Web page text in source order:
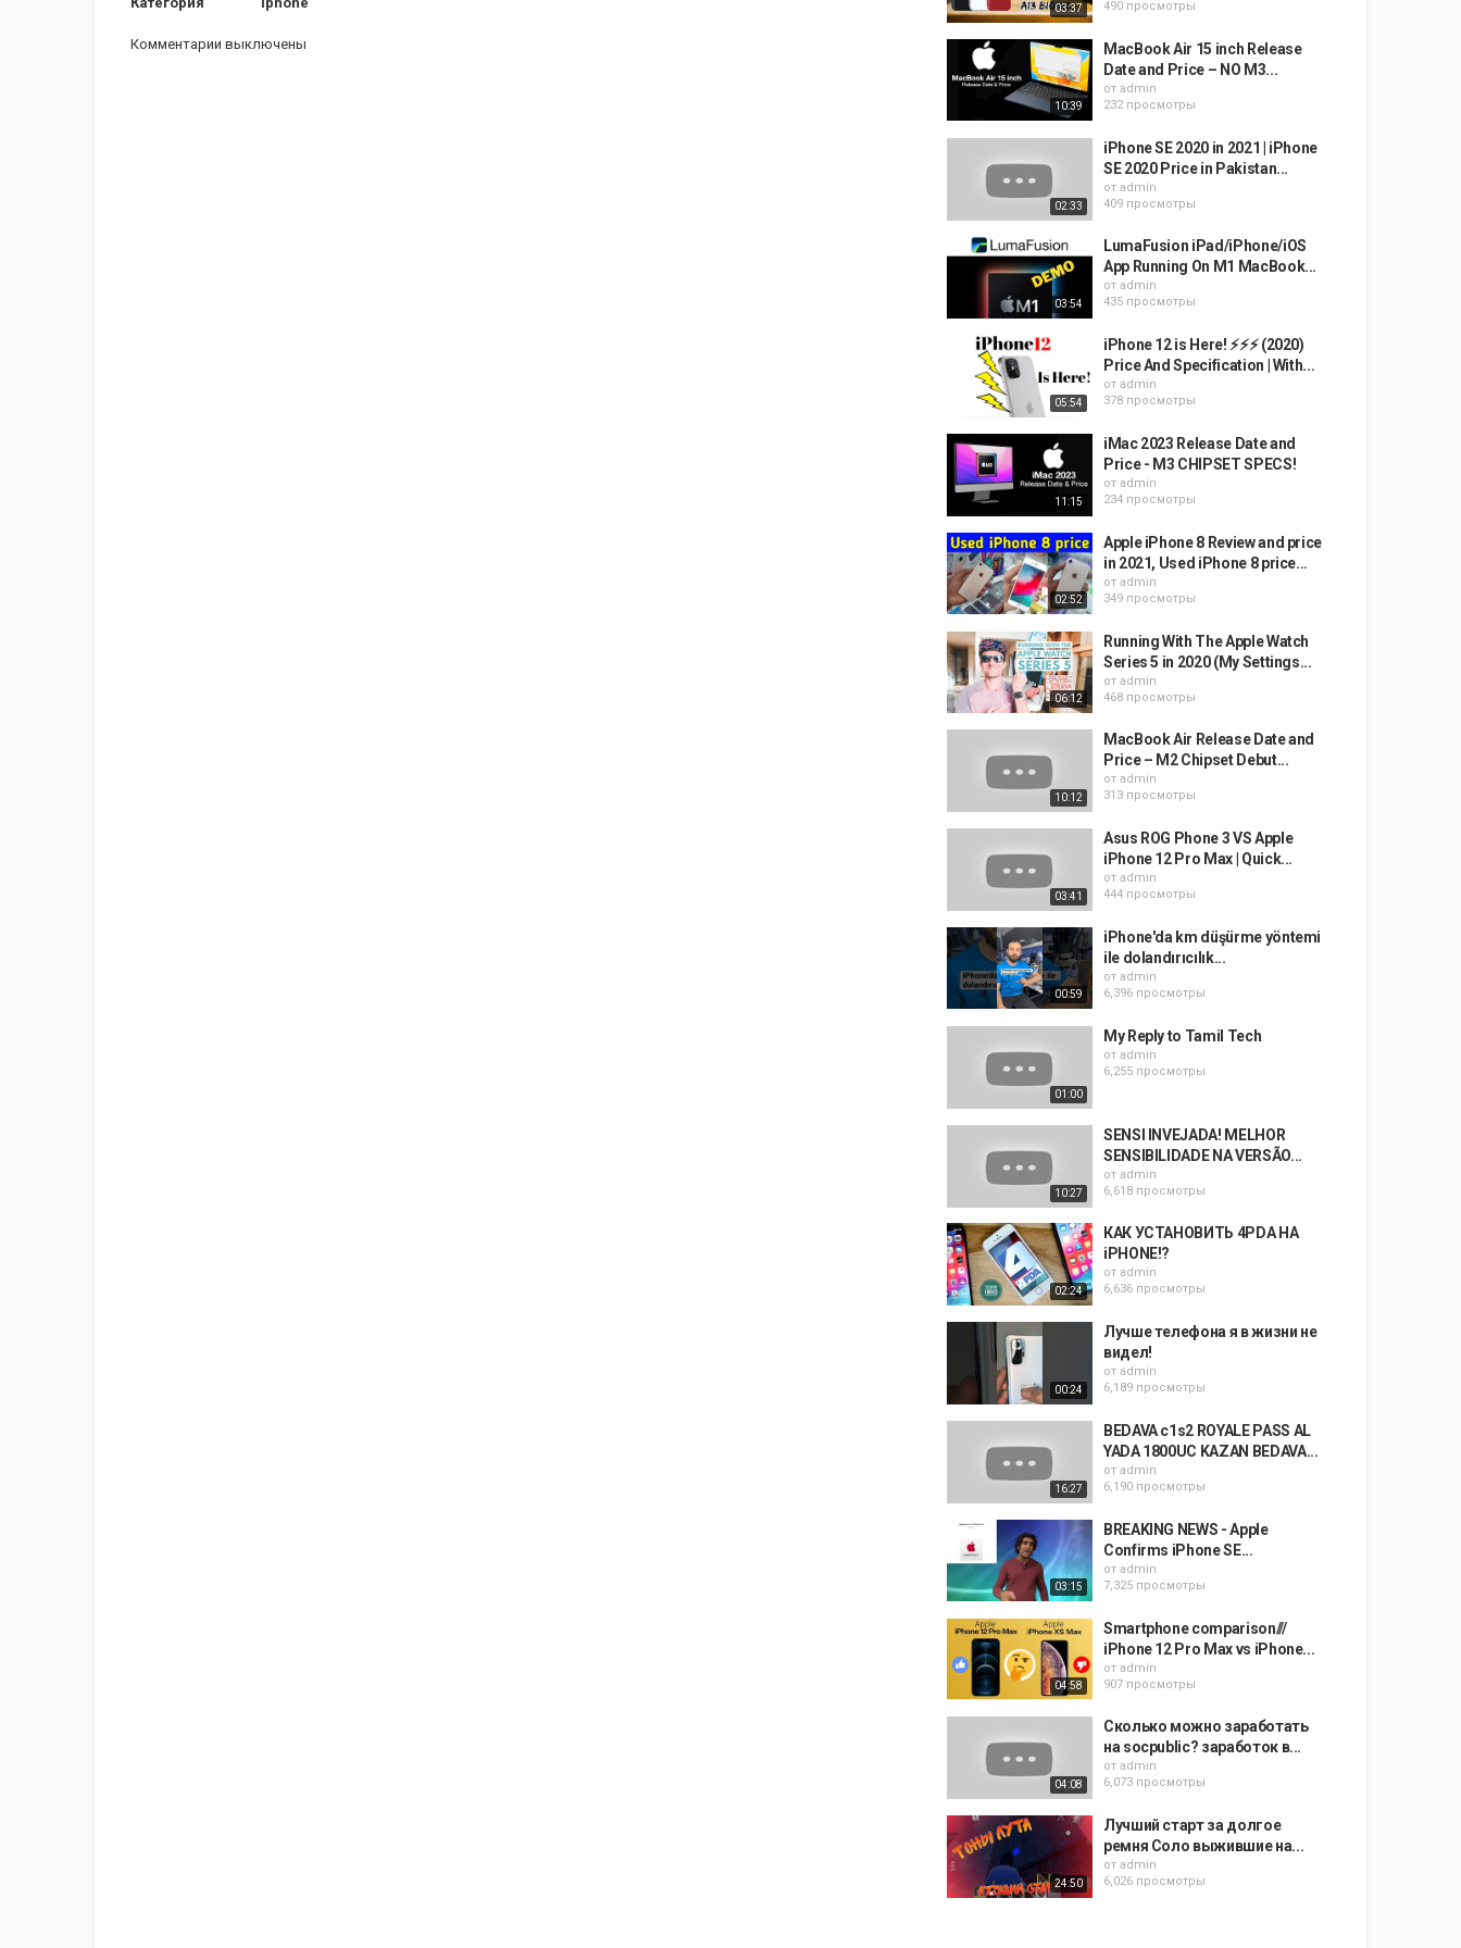
Комментарии выключены
03:37 490 просмотры
10:39
MacBook Air 15 inch Release
Date and Price – NO M3...
от admin
232 просмотры
02:33
iPhone SE 2020 in 2021 | iPhone
SE 2020 Price in Pakistan...
от admin
409 просмотры
03:54
LumaFusion iPad/iPhone/iOS
App Running On M1 MacBook...
от admin
435 просмотры
05:54
iPhone 12 is Here! ⚡⚡⚡ (2020)
Price And Specification | With...
от admin
378 просмотры
11:15
iMac 2023 Release Date and
Price - M3 CHIPSET SPECS!
от admin
234 просмотры
02:52
Apple iPhone 8 Review and price
in 2021, Used iPhone 8 price...
от admin
349 просмотры
06:12
Running With The Apple Watch
Series 5 in 2020 (My Settings...
от admin
468 просмотры
10:12
MacBook Air Release Date and
Price – M2 Chipset Debut...
от admin
313 просмотры
03:41
Asus ROG Phone 3 VS Apple
iPhone 12 Pro Max | Quick...
от admin
444 просмотры
00:59
iPhone'da km düşürme yöntemi
ile dolandırıcılık...
от admin
6,396 просмотры
01:00
My Reply to Tamil Tech
от admin
6,255 просмотры
10:27
SENSI INVEJADA! MELHOR
SENSIBILIDADE NA VERSÃO...
от admin
6,618 просмотры
02:24
КАК УСТАНОВИТЬ 4PDA НА
iPHONE!?
от admin
6,636 просмотры
00:24
Лучше телефона я в жизни не
видел!
от admin
6,189 просмотры
16:27
BEDAVA c1s2 ROYALE PASS AL
YADA 1800UC KAZAN BEDAVA...
от admin
6,190 просмотры
03:15
BREAKING NEWS - Apple
Confirms iPhone SE...
от admin
7,325 просмотры
04:58
Smartphone comparison///
iPhone 12 Pro Max vs iPhone...
от admin
907 просмотры
04:08
Сколько можно заработать
на socpublic? заработок в...
от admin
6,073 просмотры
24:50
Лучший старт за долгое
ремня Соло выжившие на...
от admin
6,026 просмотры